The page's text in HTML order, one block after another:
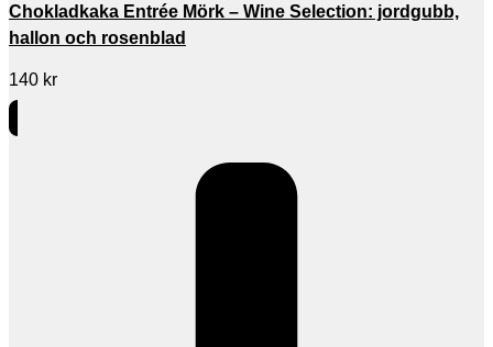
Chokladkaka Entrée Mörk – Wine Selection: jordgubb,
hallon och rosenblad
140 kr